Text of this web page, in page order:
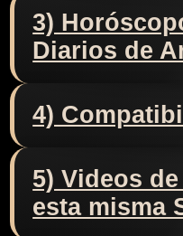
3)
Diarios de
4)
5) Videos
esta misma